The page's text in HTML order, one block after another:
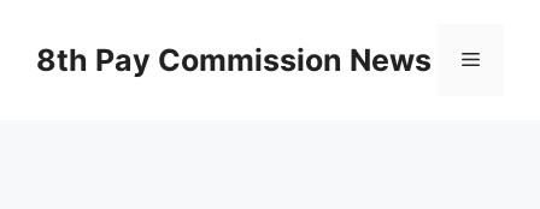
content8th Pay Commission News Menu